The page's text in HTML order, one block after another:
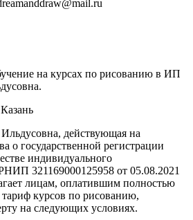
на курсах по рисованию в ИП
действующая на
о государственной регистрации
индивидуального
321169000125958 от 05.08.2021
лицам, оплатившим полностью
курсов по рисованию,
на следующих условиях.